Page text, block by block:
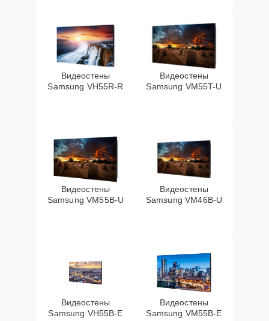
Видеостены
Samsung VH55R-R
Видеостены
Samsung VM55T-U
Видеостены
Samsung VM55B-U
Видеостены
Samsung VM46B-U
Видеостены
Samsung VH55B-E
Видеостены
Samsung VM55B-E